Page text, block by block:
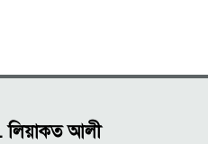
লিয়াকত আলী